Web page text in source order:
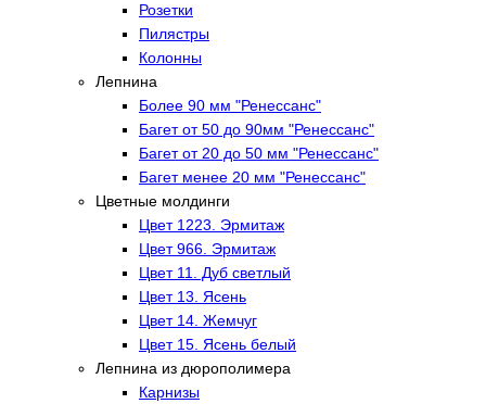
Розетки
Пилястры
Колонны
Лепнина
Более 90 мм "Ренессанс"
Багет от 50 до 90мм "Ренессанс"
Багет от 20 до 50 мм "Ренессанс"
Багет менее 20 мм "Ренессанс"
Цветные молдинги
Цвет 1223. Эрмитаж
Цвет 966. Эрмитаж
Цвет 11. Дуб светлый
Цвет 13. Ясень
Цвет 14. Жемчуг
Цвет 15. Ясень белый
Лепнина из дюрополимера
Карнизы